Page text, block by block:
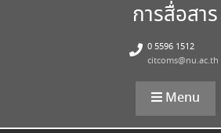
การสื่อสาร
0 5596 1512
citcoms@nu.ac.th
Menu